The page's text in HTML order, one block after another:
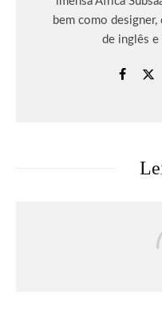
bem como
de inglês e
Bad Bunny e
Antonio, coleção